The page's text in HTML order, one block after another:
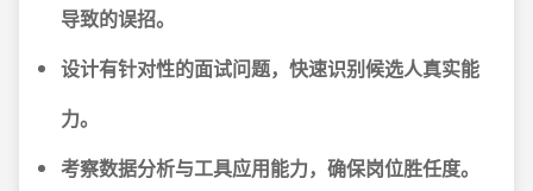
导致的误招。
设计有针对性的面试问题，快速识别候选人真实能
力。
考察数据分析与工具应用能力，确保岗位胜任度。